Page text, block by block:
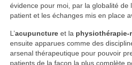
évidence pour moi, par la globalité de
patient et les échanges mis en place
L’acupuncture et la physiothérapie-
ensuite apparues comme des
arsenal thérapeutique pour pouvoir
patients de la façon la plus complète